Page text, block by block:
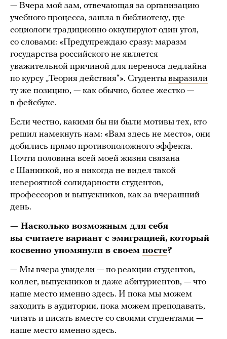
— Вчера мой зам, отвечающая за организацию
учебного процесса, зашла в библиотеку, где
социологи традиционно оккупируют один угол,
со словами: «Предупреждаю сразу: маразм
государства российского не является
уважительной причиной для переноса дедлайна
по курсу „Теория действия“». Студенты выразили
ту же позицию, — как обычно, более жестко —
в фейсбуке.
Если честно, какими бы ни были мотивы тех, кто
решил намекнуть нам: «Вам здесь не место», они
добились прямо противоположного эффекта.
Почти половина всей моей жизни связана
с Шанинкой, но я никогда не видел такой
невероятной солидарности студентов,
профессоров и выпускников, как за вчерашний
день.
— Насколько возможным для себя
вы считаете вариант с эмиграцией, который
косвенно упомянули в своем посте?
— Мы вчера увидели — по реакции студентов,
коллег, выпускников и даже абитуриентов, — что
наше место именно здесь. И пока мы можем
заходить в аудитории, пока можем преподавать,
читать и писать вместе со своими студентами —
наше место именно здесь.